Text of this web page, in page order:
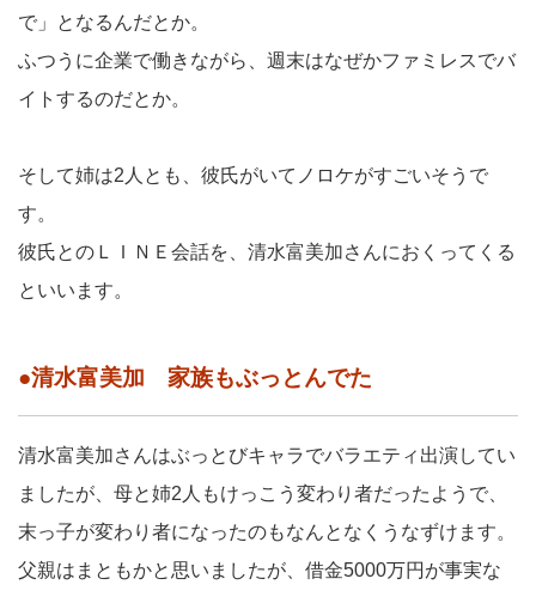
で」となるんだとか。
ふつうに企業で働きながら、週末はなぜかファミレスでバ
イトするのだとか。
そして姉は2人とも、彼氏がいてノロケがすごいそうで
す。
彼氏とのＬＩＮＥ会話を、清水富美加さんにおくってくる
といいます。
●清水富美加 家族もぶっとんでた
清水富美加さんはぶっとびキャラでバラエティ出演してい
ましたが、母と姉2人もけっこう変わり者だったようで、
末っ子が変わり者になったのもなんとなくうなずけます。
父親はまともかと思いましたが、借金5000万円が事実な